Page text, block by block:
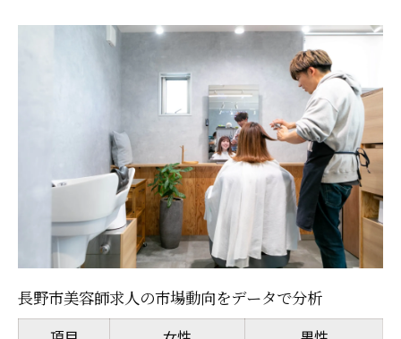
自己集客・材料管理の負担を知る
高還元と社会保険完備の違いは何か
生産性向上がリスク軽減につながる理由
「還元率と安心の両立」正社員の「安心」✕フ
リーランス並みの「高還元」という仕組み
社会保険完備×高収入の働き方比較表
正社員美容師が得られる安定の価値
長野市で叶う高還元と安定の両立法
高収入を目指すなら知っておきたい制度
美容師求人で注目すべき生産性向上策
長野市美容師求人の市場動向をデータで分析